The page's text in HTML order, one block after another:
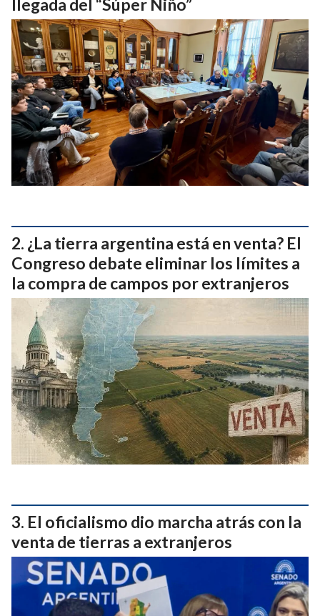
llegada del “Súper Niño”
¿La tierra argentina está en venta? El
Congreso debate eliminar los límites a
la compra de campos por extranjeros
El oficialismo dio marcha atrás con la
venta de tierras a extranjeros